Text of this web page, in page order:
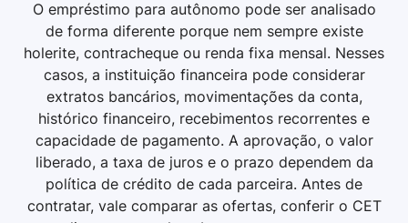
O empréstimo para autônomo pode ser analisado
de forma diferente porque nem sempre existe
holerite, contracheque ou renda fixa mensal. Nesses
casos, a instituição financeira pode considerar
extratos bancários, movimentações da conta,
histórico financeiro, recebimentos recorrentes e
capacidade de pagamento. A aprovação, o valor
liberado, a taxa de juros e o prazo dependem da
política de crédito de cada parceira. Antes de
contratar, vale comparar as ofertas, conferir o CET